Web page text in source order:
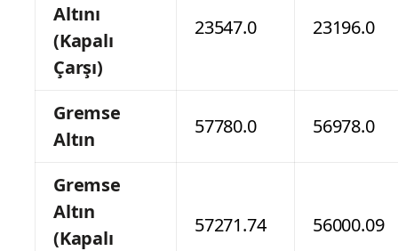
Altını
(Kapalı
Çarşı)
23547.0 23196.0
Gremse
Altın
57780.0 56978.0
Gremse
Altın
(Kapalı
57271.74 56000.09